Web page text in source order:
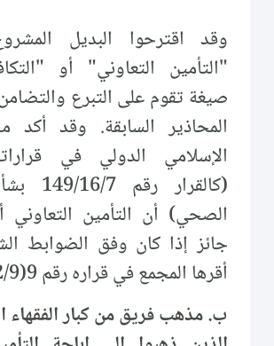
وقد اقترحوا البديل
"التأمين التعاوني" أو
صيغة تقوم على التبرع
المحاذير السابقة. وقد أكد
الإسلامي الدولي في
الصحي) أن التأمين التعاوني
جائز إذا كان وفق الضوابط
أقرها المجمع في قراره رقم 9(2/9)(ز).
ب. مذهب فريق من كبار الفقهاء